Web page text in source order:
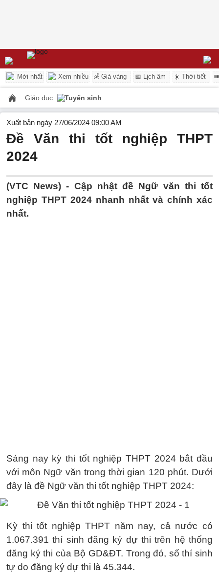
Mới nhất Xem nhiều 💰 Giá vàng 📅 Lịch âm ☀️ Thời tiết
Giáo dục Tuyển sinh
Xuất bản ngày 27/06/2024 09:00 AM
Đề Văn thi tốt nghiệp THPT
2024
(VTC News) - Cập nhật đề Ngữ văn thi tốt
nghiệp THPT 2024 nhanh nhất và chính xác
nhất.
Sáng nay kỳ thi tốt nghiệp THPT 2024 bắt đầu
với môn Ngữ văn trong thời gian 120 phút. Dưới
đây là đề Ngữ văn thi tốt nghiệp THPT 2024:
Kỳ thi tốt nghiệp THPT năm nay, cả nước có
1.067.391 thí sinh đăng ký dự thi trên hệ thống
đăng ký thi của Bộ GD&ĐT. Trong đó, số thí sinh
tự do đăng ký dự thi là 45.344.